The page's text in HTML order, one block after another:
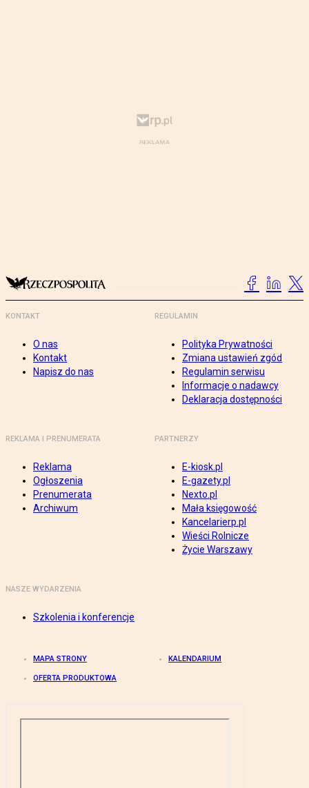
KONTAKT
O nas
Kontakt
Napisz do nas
REGULAMIN
Polityka Prywatności
Zmiana ustawień zgód
Regulamin serwisu
Informacje o nadawcy
Deklaracja dostępności
REKLAMA I PRENUMERATA
Reklama
Ogłoszenia
Prenumerata
Archiwum
PARTNERZY
E-kiosk.pl
E-gazety.pl
Nexto.pl
Mała księgowość
Kancelarierp.pl
Wieści Rolnicze
Życie Warszawy
NASZE WYDARZENIA
Szkolenia i konferencje
MAPA STRONY KALENDARIUM
OFERTA PRODUKTOWA